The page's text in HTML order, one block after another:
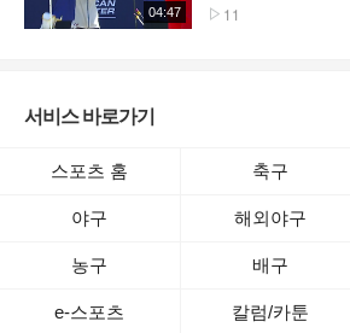
04:47 11
서비스 바로가기
스포츠 홈 축구
야구 해외야구
농구 배구
e-스포츠 칼럼/카툰